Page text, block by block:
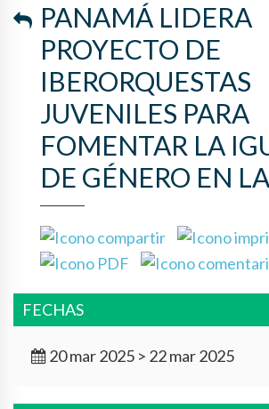
PANAMÁ LIDERA
PROYECTO DE
IBERORQUESTAS
JUVENILES PARA
FOMENTAR LA
DE GÉNERO EN
FECHAS
20 mar 2025 > 22 mar 2025